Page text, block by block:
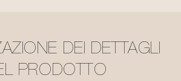
DEI DETTAGLI
PRODOTTO